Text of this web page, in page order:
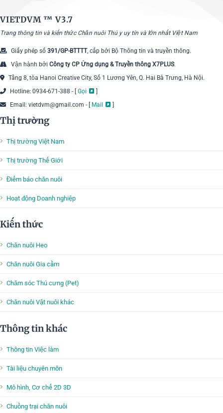
VIETDVM ™V3.7
Trang thông tin và kiến thức Chăn nuôi Thú y uy tín và lớn nhất Việt Nam
Giấy phép số 391/GP-BTTTT, cấp bởi Bộ Thông tin và truyền thông.
Vận hành bởi Công ty CP Ứng dụng & Truyền thông X7PLUS.
Tầng 8, tòa Hanoi Creative City, Số 1 Lương Yên, Q. Hai Bà Trưng, Hà Nội.
Hotline: 0934-671-388 - [ Gọi
Email: vietdvm@gmail.com - [
Mail
Thị trường
Thị trường Việt Nam
Thị trường Thế Giới
Điểm báo chăn nuôi
Hoạt động Doanh nghiệp
Kiến thức
Chăn nuôi Heo
Chăn nuôi Gia cầm
Chăm sóc Thú cưng (Pet)
Chăn nuôi Vật nuôi khác
Thông tin khác
Thông tin Việc làm
Tài liệu chuyên môn
Mô hình, Cơ chế 2D 3D
Chuồng trại chăn nuôi